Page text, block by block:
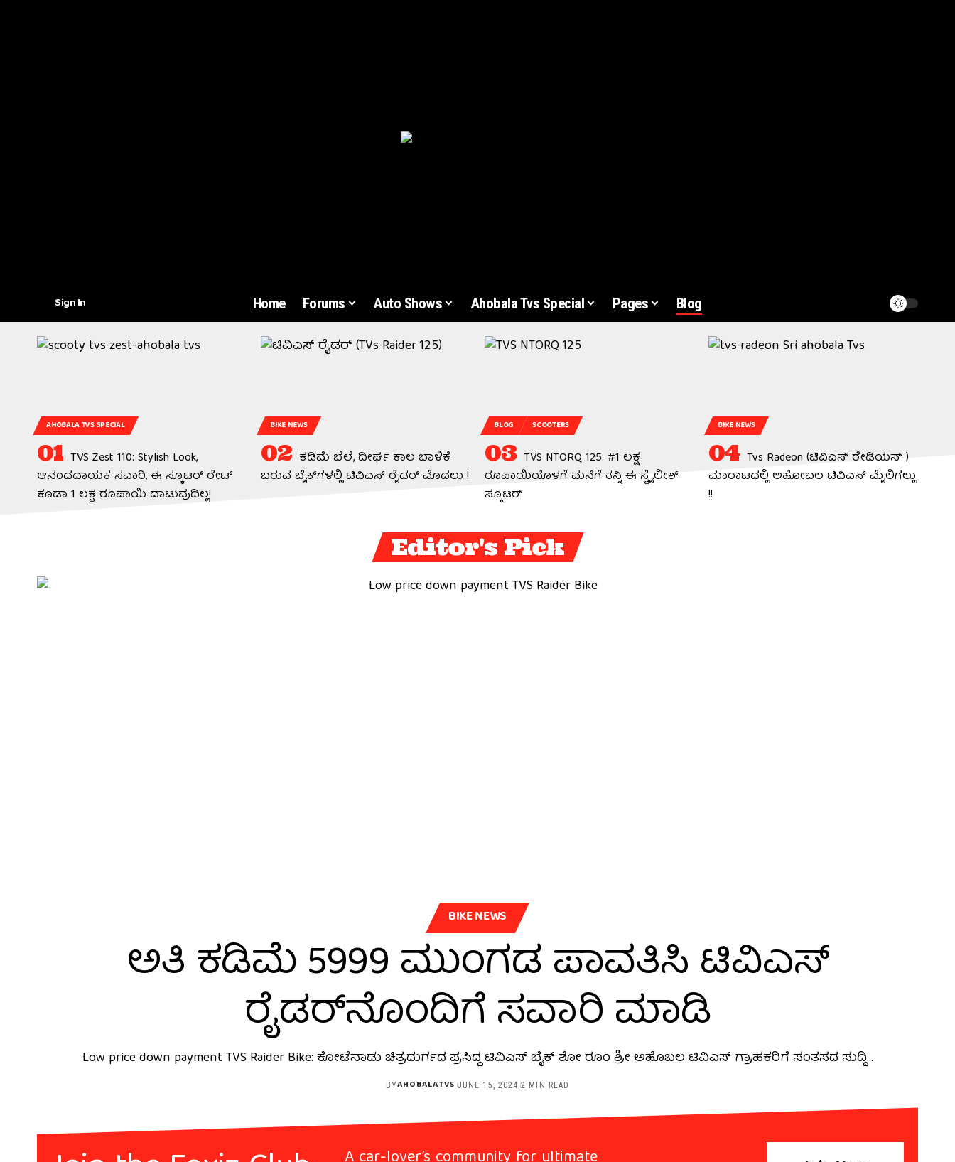
Sign In Home Forums Auto Shows Ahobala Tvs Special Pages Blog
AHOBALA TVS SPECIAL
TVS Zest 110: Stylish Look,
ಆನಂದದಾಯಕ ಸವಾರಿ, ಈ ಸ್ಕೂಟರ್ ರೇಟ್
ಕೂಡಾ 1 ಲಕ್ಷ ರೂಪಾಯಿ ದಾಟುವುದಿಲ್ಲ!
BIKE NEWS
ಕಡಿಮೆ ಬೆಲೆ, ದೀರ್ಘ ಕಾಲ ಬಾಳಿಕೆ
ಬರುವ ಬೈಕ್‌ಗಳಲ್ಲಿ ಟಿವಿಎಸ್ ರೈಡರ್ ಮೊದಲು !
BLOG SCOOTERS
TVS NTORQ 125: #1 ಲಕ್ಷ
ರೂಪಾಯಿಯೊಳಗೆ ಮನೆಗೆ ತನ್ನಿ ಈ ಸ್ಟೈಲೀಶ್
ಸ್ಕೂಟರ್
BIKE NEWS
Tvs Radeon (ಟಿವಿಎಸ್ ರೇಡಿಯನ್ )
ಮಾರಾಟದಲ್ಲಿ ಅಹೋಬಲ ಟಿವಿಎಸ್ ಮೈಲಿಗಲ್ಲು
!!
Editor's Pick
BIKE NEWS
ಅತಿ ಕಡಿಮೆ ₹5999 ಮುಂಗಡ ಪಾವತಿಸಿ ಟಿವಿಎಸ್
ರೈಡರ್‌ನೊಂದಿಗೆ ಸವಾರಿ ಮಾಡಿ
Low price down payment TVS Raider Bike: ಕೋಟೆನಾಡು ಚಿತ್ರದುರ್ಗದ ಪ್ರಸಿದ್ಧ ಟಿವಿಎಸ್ ಬೈಕ್ ಶೋ ರೂಂ ಶ್ರೀ ಅಹೊಬಲ ಟಿವಿಎಸ್ ಗ್ರಾಹಕರಿಗೆ ಸಂತಸದ ಸುದ್ದಿ…
BYAHOBALATVS JUNE 15, 2024 2 MIN READ